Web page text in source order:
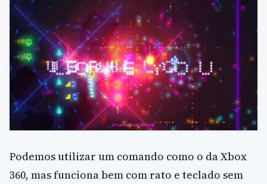
Podemos utilizar um comando como o da Xbox
360, mas funciona bem com rato e teclado sem